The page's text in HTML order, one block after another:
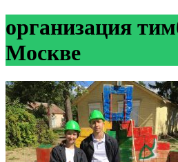
организация
Москве